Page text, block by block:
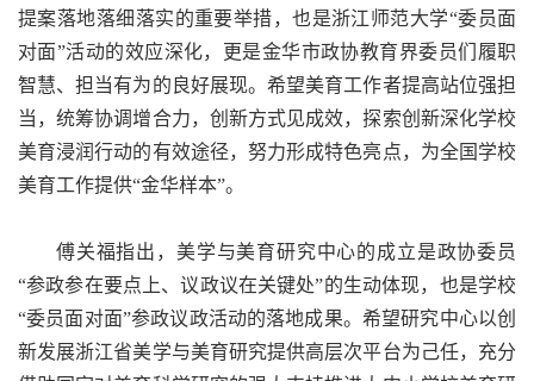
提案落地落细落实的重要举措，也是浙江师范大学“委员面
对面”活动的效应深化，更是金华市政协教育界委员们履职
智慧、担当有为的良好展现。希望美育工作者提高站位强担
当，统筹协调增合力，创新方式见成效，探索创新深化学校
美育浸润行动的有效途径，努力形成特色亮点，为全国学校
美育工作提供“金华样本”。
傅关福指出，美学与美育研究中心的成立是政协委员
“参政参在要点上、议政议在关键处”的生动体现，也是学校
“委员面对面”参政议政活动的落地成果。希望研究中心以创
新发展浙江省美学与美育研究提供高层次平台为己任，充分